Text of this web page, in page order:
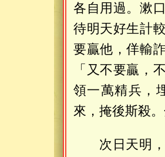
各自用過。漱
待明天好生計
要贏他，佯輸
「又不要贏，
領一萬精兵，
來，掩後斯殺。
次日天明